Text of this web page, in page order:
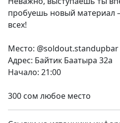
пробуешь новый материал
всех!
Место: @soldout.standupbar
Адрес: Байтик Баатыра 32a
Начало: 21:00
300 сом любое место